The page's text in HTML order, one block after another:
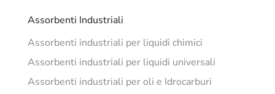
Assorbenti Industriali
Assorbenti industriali per liquidi chimici
Assorbenti industriali per liquidi universali
Assorbenti industriali per oli e Idrocarburi